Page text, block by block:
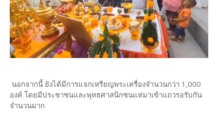
นอกจากนี้ ยังได้มีการแจกเหรียญพระเครื่องจำนวนกว่า 1,000
องค์ โดยมีประชาชนและพุทธศาสนิกชนแห่มาเข้าแถวรอรับกัน
จำนวนมาก